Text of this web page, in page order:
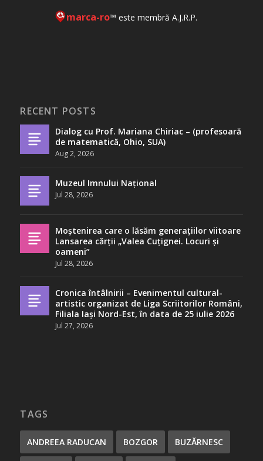
marca-ro™ este membră A.J.R.P.
RECENT POSTS
Dialog cu Prof. Mariana Chiriac – (profesoară
de matematică, Ohio, SUA)
Aug 2, 2026
Muzeul Imnului Național
Jul 28, 2026
Moștenirea care o lăsăm generațiilor viitoare
Lansarea cărții „Valea Cuțignei. Locuri și
oameni”
Jul 28, 2026
Cronica întâlnirii – Evenimentul cultural-
artistic organizat de Liga Scriitorilor Români,
Filiala Iași Nord-Est, în data de 25 iulie 2026
Jul 27, 2026
TAGS
ANDREEA RADUCAN BOZGOR BUZĂRNESC